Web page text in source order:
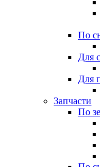
По
Для
Для
Запчасти
По